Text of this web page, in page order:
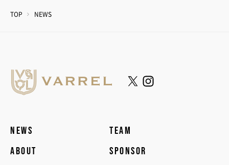
TOP NEWS
NEWS
TEAM
ABOUT
SPONSOR